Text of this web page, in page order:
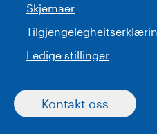
Skjemaer
Ledige stillinger
Kontakt oss